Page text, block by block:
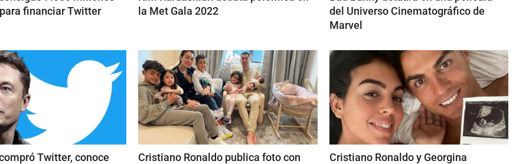
financiar Twitter
la Met Gala 2022
del Universo Cinematográfico de
Marvel
Twitter, conoce
Cristiano Ronaldo publica foto con
Cristiano Ronaldo y Georgina